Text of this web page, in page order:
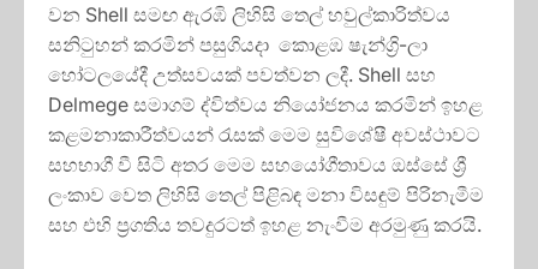
වන Shell සමඟ ඇරඹි ලිහිසි තෙල් හවුල්කාරිත්වය
සනිටුහන් කරමින් පසුගියදා කොළඹ ෂැන්ග්‍රි-ලා
හෝටලයේදී උත්සවයක් පවත්වන ලදී. Shell සහ
Delmege සමාගම් ද්විත්වය නියෝජනය කරමින් ඉහළ
කළමනාකාරීත්වයන් රැසක් මෙම සුවිශේෂී අවස්ථාවට
සහභාගී වී සිටි අතර මෙම සහයෝගීතාවය ඔස්සේ ශ්‍රී
ලංකාව වෙත ලිහිසි තෙල් පිළිබඳ මනා විසඳුම් පිරිනැමීම
සහ එහි ප්‍රගතිය තවදුරටත් ඉහළ නැංවීම අරමුණු කරයි.